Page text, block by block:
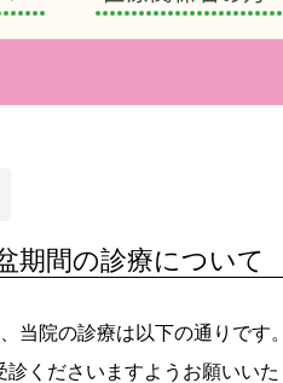
患者の皆様へ
期間の診療について
当院の診療は以下の通りです。
診くださいますようお願いいた